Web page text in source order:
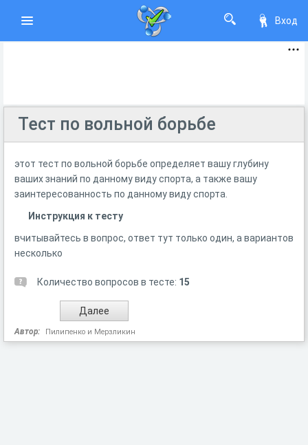
Вход
Тест по вольной борьбе
этот тест по вольной борьбе определяет вашу глубину
ваших знаний по данному виду спорта, а также вашу
заинтересованность по данному виду спорта.
Инструкция к тесту
вчитывайтесь в вопрос, ответ тут только один, а вариантов
несколько
Количество вопросов в тесте: 15
Автор: Пилипенко и Мерзликин